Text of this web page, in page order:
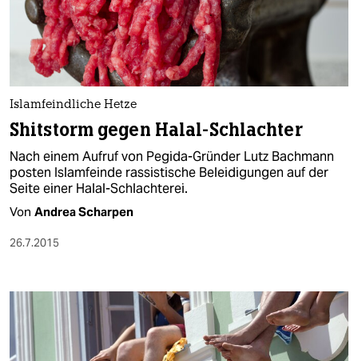
Islamfeindliche Hetze
Shitstorm gegen Halal-Schlachter
Nach einem Aufruf von Pegida-Gründer Lutz Bachmann
posten Islamfeinde rassistische Beleidigungen auf der
Seite einer Halal-Schlachterei.
Von Andrea Scharpen
26.7.2015